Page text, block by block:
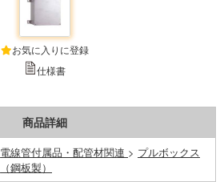
お気に入りに登録
仕様書
商品詳細
電線管付属品・配管材関連 > プルボックス
（鋼板製）